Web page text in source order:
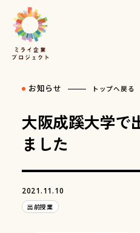
お知らせ トップへ戻る
大阪成蹊大学で
ました
2021.11.10
出前授業